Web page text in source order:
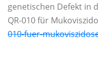
genetischen Defekt in
QR-010 für
010-fuer-